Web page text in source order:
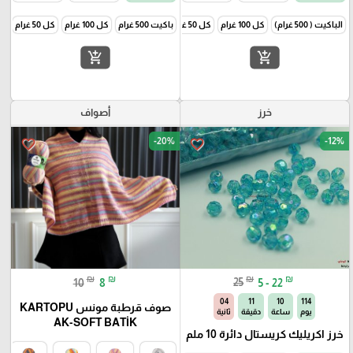
الباكيت ( 500 غرام) كل 100 غرام كل 50 غرام
add_shopping_cart
باكيت 500 غرام كل 100 غرام كل 50 غرام
add_shopping_cart
خرز
favorite_border -12%
25 ₪ 5 - 22 ₪
114
يوم
10
ساعة
11
دقيقة
03
ثانية
خرز اكريليك كريستال دائرة 10 ملم
أصواف
favorite_border -20%
10 ₪ 8 ₪
صوف قرطبة مونس KARTOPU
AK-SOFT BATİK